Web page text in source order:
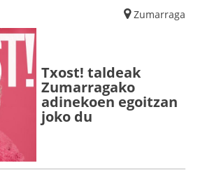
Zumarraga
Txost! taldeak
Zumarragako
adinekoen egoitzan
joko du